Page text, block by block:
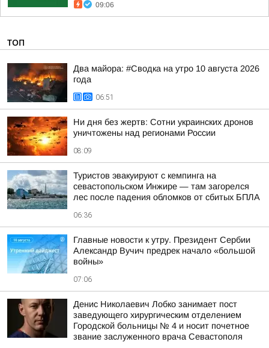
09:06
ТОП
Два майора: #Сводка на утро 10 августа 2026
года
06:51
Ни дня без жертв: Сотни украинских дронов
уничтожены над регионами России
08:09
Туристов эвакуируют с кемпинга на
севастопольском Инжире — там загорелся
лес после падения обломков от сбитых БПЛА
06:36
Главные новости к утру. Президент Сербии
Александр Вучич предрек начало «большой
войны»
07:06
Денис Николаевич Лобко занимает пост
заведующего хирургическим отделением
Городской больницы № 4 и носит почетное
звание заслуженного врача Севастополя